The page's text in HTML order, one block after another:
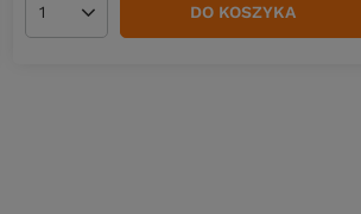
Ilość produktów DO KOSZYKA